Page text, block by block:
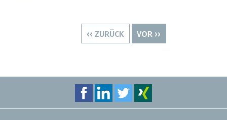
VORHERIGE
‹‹ ZURÜCK
NÄCHSTE
VOR ››